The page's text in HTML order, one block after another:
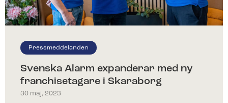
Pressmeddelanden
Svenska Alarm expanderar med ny
franchisetagare i Skaraborg
30 maj, 2023